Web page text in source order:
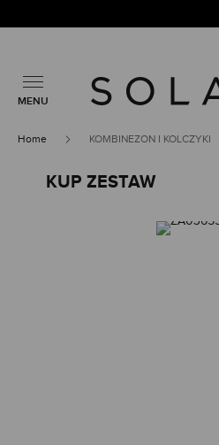
MENU
Home KOMBINEZON I KOLCZYKI
KUP ZESTAW